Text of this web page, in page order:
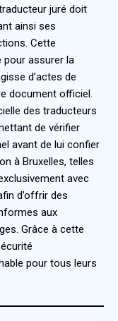
juré doit
ainsi ses
Cette
pour assurer la
d’actes de
document officiel.
des traducteurs
de vérifier
avant de lui confier
à Bruxelles, telles
avec
d’offrir des
aux
Grâce à cette
pour tous leurs